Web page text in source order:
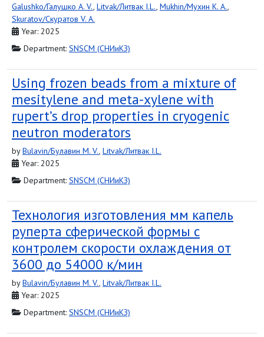
Galushko/Галушко A. V., Litvak/Литвак I.L., Mukhin/Мухин K. A.,
Skuratov/Скуратов V. A.
Year: 2025
Department: SNSCM (СНИиКЗ)
Using frozen beads from a mixture of
mesitylene and meta-xylene with
rupert’s drop properties in cryogenic
neutron moderators
byBulavin/Булавин M. V., Litvak/Литвак I.L.
Year: 2025
Department: SNSCM (СНИиКЗ)
Технология изготовления мм ­капель
руперта сферической формы с
контролем скорости охлаждения от
3600 до 54000 к/мин
byBulavin/Булавин M. V., Litvak/Литвак I.L.
Year: 2025
Department: SNSCM (СНИиКЗ)